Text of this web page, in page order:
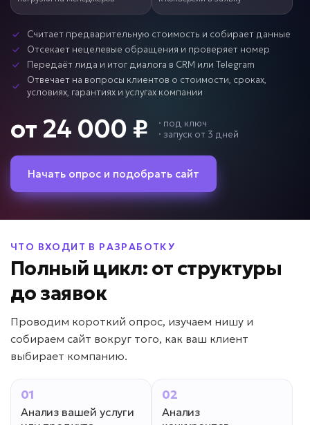
Считает предварительную стоимость и собирает данные
Отсекает нецелевые обращения и проверяет номер
Передаёт лида и итог диалога в CRM или Telegram
Отвечает на вопросы клиентов о стоимости, сроках,
условиях, гарантиях и услугах компании
от 24 000 ₽ · под ключ
· запуск от 3 дней
Начать опрос и подобрать сайт
ЧТО ВХОДИТ В РАЗРАБОТКУ
Полный цикл: от структуры
до заявок
Проводим короткий опрос, изучаем нишу и
собираем сайт вокруг того, как ваш клиент
выбирает компанию.
01
Анализ вашей услуги
02
Анализ